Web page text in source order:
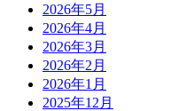
2026年5月
2026年4月
2026年3月
2026年2月
2026年1月
2025年12月